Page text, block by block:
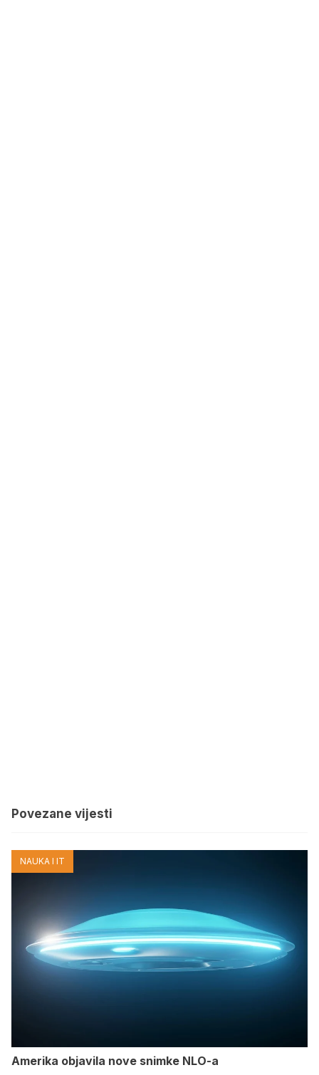
Povezane vijesti
NAUKA I IT
Amerika objavila nove snimke NLO-a